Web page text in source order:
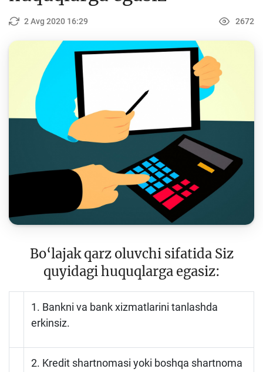
To'lov va o'tkazmalar
Moliya bozori
Pul-kredit siyosati va uning elementlari
Moliyaviy xavfsizlik
Bank xizmatlari iste'molchilari huquqlari
Kichik va oʻrta biznes vakillari uchun onlayn
oʻquv dastur
Mehnat migrantlari uchun
O‘quv qo‘llanmalar
Loyihalar
Interaktiv xizmatlar
Fotogalereya
Kengaytirilgan qidiruv
2 Avg 2020 16:29 2672
Bo‘lajak qarz oluvchi sifatida Siz
quyidagi huquqlarga egasiz:
1. Bankni va bank xizmatlarini tanlashda
erkinsiz.
2. Kredit shartnomasi yoki boshqa shartnoma